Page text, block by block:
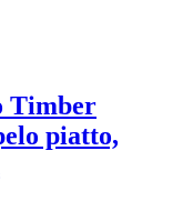
Timber
piatto,